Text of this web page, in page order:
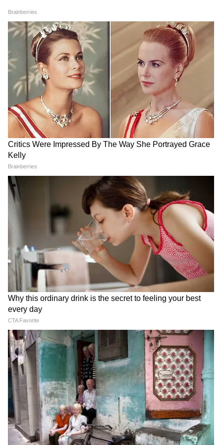
Related Articles
East Bengal: 'সমর্থকদের জন্য খুব খুশি,'
ইস্টবেঙ্গলকে অভিনন্দন কার্লেস কুয়াদ্রাতের
East Bengal FC: মাঠে ট্রফি, গ্যালারিতে আবেগ,
উৎসব
আরও খবরের আপডেট পেতে চোখ রাখুন
আমাদের হোয়াটসঅ্যাপ চ্যানেলে, ক্লিক করুন
এখানে।
DOWNLOAD APP
RECOMMENDED STORIES
IPL Window: তাপপ্রবাহ, বৃষ্টি
এড়ানোই লক্ষ্য, আইপিএল-এর
সময় বদলের পরিকল্পনা
FIFA World Cup 2026: ফ্রান্স
দলে নেই, অন্য দেশের হয়ে
বিশ্বকাপে জিনেদিন জিদানের
ছেলে
SRK KKR Ownership: ক্রিকেট
পছন্দই করতেন না SRK! কীভাবে
২০০৮ সালে কেকেআর দলের
মালিক শাহরুখ? ফাঁস করলেন
ললিত মোদী
FIFA World Cup 2026: কোন
সুপারকম্পিউটার